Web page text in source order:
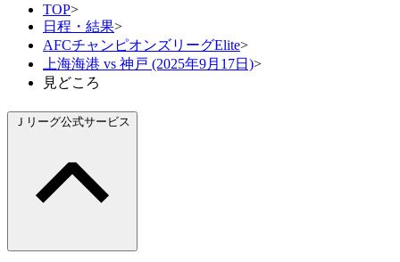
TOP>
日程・結果>
AFCチャンピオンズリーグElite>
上海海港 vs 神戸 (2025年9月17日)>
見どころ
Ｊリーグ公式サービス